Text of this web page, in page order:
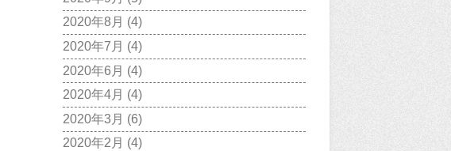
2020年8月 (4)
2020年7月 (4)
2020年6月 (4)
2020年4月 (4)
2020年3月 (6)
2020年2月 (4)